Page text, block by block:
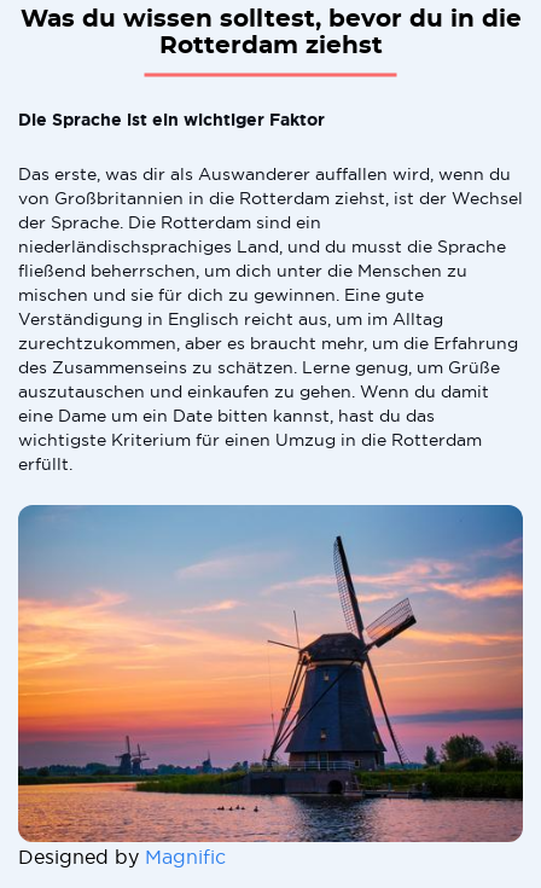
Was du wissen solltest, bevor du in die
Rotterdam ziehst
Die Sprache ist ein wichtiger Faktor
Das erste, was dir als Auswanderer auffallen wird, wenn du
von Großbritannien in die Rotterdam ziehst, ist der Wechsel
der Sprache. Die Rotterdam sind ein
niederländischsprachiges Land, und du musst die Sprache
fließend beherrschen, um dich unter die Menschen zu
mischen und sie für dich zu gewinnen. Eine gute
Verständigung in Englisch reicht aus, um im Alltag
zurechtzukommen, aber es braucht mehr, um die Erfahrung
des Zusammenseins zu schätzen. Lerne genug, um Grüße
auszutauschen und einkaufen zu gehen. Wenn du damit
eine Dame um ein Date bitten kannst, hast du das
wichtigste Kriterium für einen Umzug in die Rotterdam
erfüllt.
Designed by Magnific